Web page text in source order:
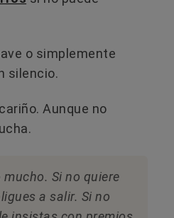
o simplemente
silencio.
Aunque no
Si no quiere
a salir. Si no